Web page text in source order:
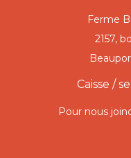
Ferme
2157,
Caisse /
Pour nous